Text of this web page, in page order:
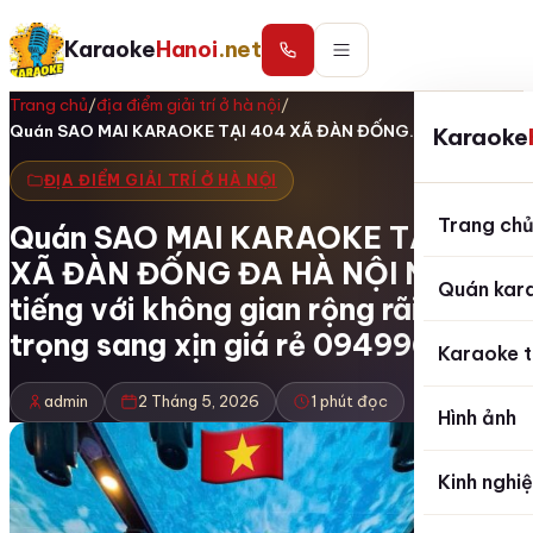
KaraokeHanoi.net
Karaoke
Trang chủ
Quán
Karaoke
Hình ảnh
Kinh
Trang chủ/địa điểm giải trí ở hà nội/
Quán SAO MAI KARAOKE TẠI 404 XÃ ĐÀN ĐỐNG…
ĐỊA ĐIỂM GIẢI TRÍ Ở HÀ NỘI
Quán SAO MAI KARAOKE TẠI 404
XÃ ĐÀN ĐỐNG ĐA HÀ NỘI Nổi
tiếng với không gian rộng rãi sang
trọng sang xịn giá rẻ 0949967786
admin 2 Tháng 5, 2026 1 phút đọc